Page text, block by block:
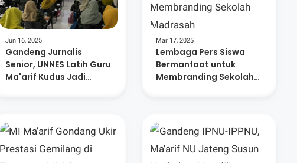
Jun 16, 2025
Gandeng Jurnalis
Senior, UNNES Latih Guru
Ma'arif Kudus Jadi
Mar 17, 2025
Lembaga Pers Siswa
Bermanfaat untuk
Membranding Sekolah